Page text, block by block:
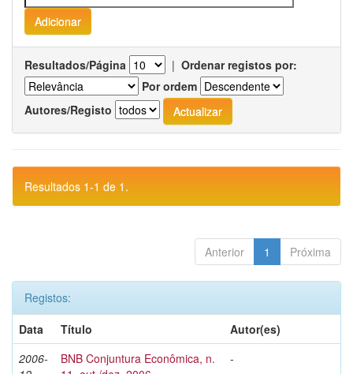
Resultados/Página | Ordenar registos por:
Por ordem
Autores/Registo
Resultados 1-1 de 1.
Anterior 1 Próxima
Registos:
Data
Título
Autor(es)
2006-
BNB Conjuntura Econômica, n.
-